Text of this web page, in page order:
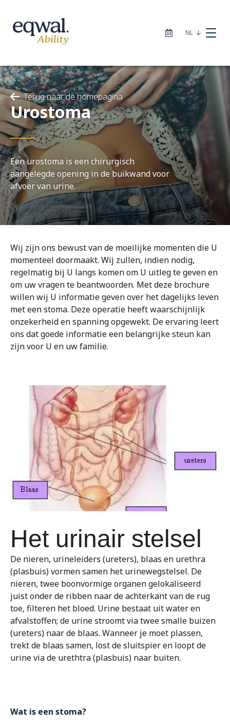
NL
Zorgoplossingen
Catalogus
Locaties
Infotheek
Over ons
Contact
Terug naar de homepagina
Urostoma
Een urostoma is een chirurgisch
aangelegde opening in de buikwand voor
afvoer van urine.
Wij zijn ons bewust van de moeilijke momenten die U
momenteel doormaakt. Wij zullen, indien nodig,
regelmatig bij U langs komen om U uitleg te geven en
om uw vragen te beantwoorden. Met deze brochure
willen wij U informatie geven over het dagelijks leven
met een stoma. Deze operatie heeft waarschijnlijk
onzekerheid en spanning opgewekt. De ervaring leert
ons dat goede informatie een belangrijke steun kan
zijn voor U en uw familie.
Het urinair stelsel
De nieren, urineleiders (ureters), blaas en urethra
(plasbuis) vormen samen het urinewegstelsel. De
nieren, twee boonvormige organen gelokaliseerd
juist onder de ribben naar de achterkant van de rug
toe, filteren het bloed. Urine bestaat uit water en
afvalstoffen; de urine stroomt via twee smalle buizen
(ureters) naar de blaas. Wanneer je moet plassen,
trekt de blaas samen, lost de sluitspier en loopt de
urine via de urethtra (plasbuis) naar buiten.
Wat is een stoma?